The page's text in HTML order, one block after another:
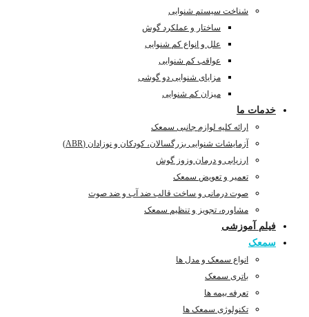
شناخت سیستم شنوایی
ساختار و عملکرد گوش
علل و انواع کم شنوایی
عواقب کم شنوایی
مزایای شنوایی دو گوشی
میزان کم شنوایی
خدمات ما
ارائه کلیه لوازم جانبی سمعک
آزمایشات شنوایی بزرگسالان، کودکان و نوزادان (ABR)
ارزیابی و درمان وزوز گوش
تعمیر و تعویض سمعک
صوت درمانی و ساخت قالب ضد آب و ضد صوت
مشاوره، تجویز و تنظیم سمعک
فیلم آموزشی
سمعک
انواع سمعک و مدل ها
باتری سمعک
تعرفه بیمه ها
تکنولوژی سمعک ها